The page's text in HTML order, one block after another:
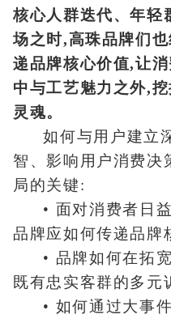
核心人群迭代、年轻
场之时,高珠品牌们
递品牌核心价值,让
中与工艺魅力之外,
灵魂。
如何与用户建立
智、影响用户消费决
局的关键:
• 面对消费者日
品牌应如何传递品牌
• 品牌如何在拓
既有忠实客群的多元
• 如何通过大事